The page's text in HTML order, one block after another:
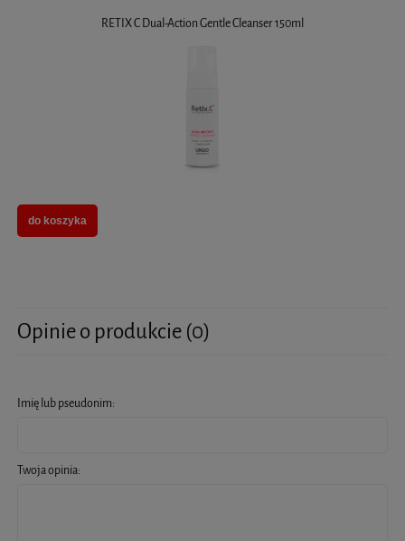
RETIX C Dual-Action Gentle Cleanser 150ml
do koszyka
Opinie o produkcie (0)
Imię lub pseudonim:
Twoja opinia: